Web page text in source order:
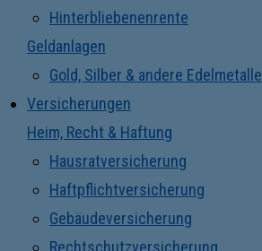
Hinterbliebenenrente
Geldanlagen
Gold, Silber & andere Edelmetalle
Versicherungen
Heim, Recht & Haftung
Hausratversicherung
Haftpflichtversicherung
Gebäudeversicherung
Rechtschutzversicherung